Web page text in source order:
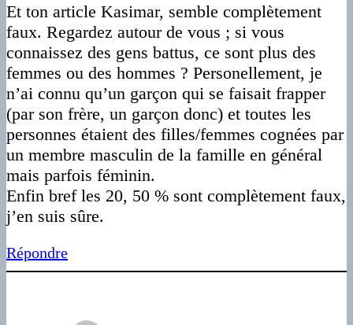
Et ton article Kasimar, semble complètement
faux. Regardez autour de vous ; si vous
connaissez des gens battus, ce sont plus des
femmes ou des hommes ? Personellement, je
n’ai connu qu’un garçon qui se faisait frapper
(par son frère, un garçon donc) et toutes les
personnes étaient des filles/femmes cognées par
un membre masculin de la famille en général
mais parfois féminin.
Enfin bref les 20, 50 % sont complètement faux,
j’en suis sûre.
Répondre